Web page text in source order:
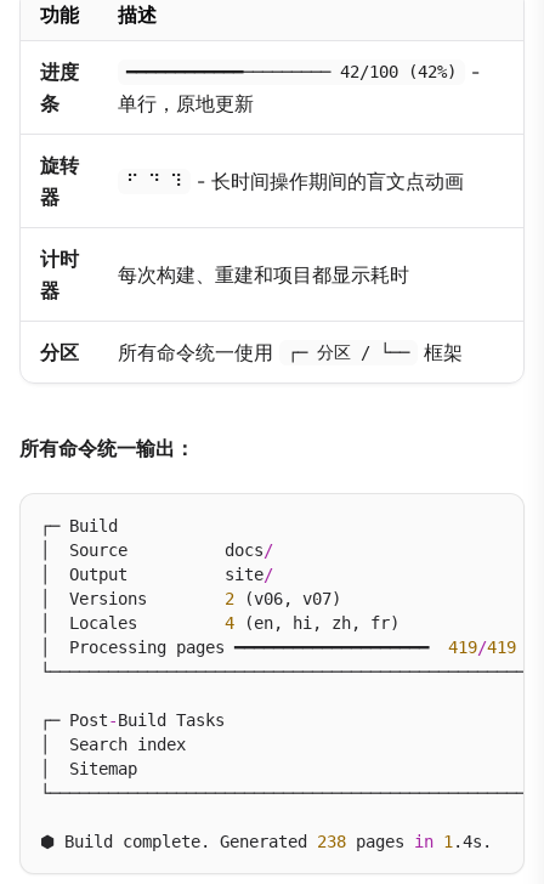
功能 描述
进度
条
━━━━━━━━━━━━───────── 42/100 (42%)
-
单行，原地更新
旋转
器
⠋ ⠙ ⠹ - 长时间操作期间的盲文点动画
计时
器
每次构建、重建和项目都显示耗时
分区 所有命令统一使用 ┌─ 分区 / └── 框架
所有命令统一输出：
┌─ Build
│  Source          docs/
│  Output          site/
│  Versions 2 (v06, v07)
│  Locales 4 (en, hi, zh, fr)
│  Processing pages ━━━━━━━━━━━━━━━━━━━━ 419/419
┌─ Post-Build Tasks
│  Search index                                   [
│  Sitemap                                        [
⬢ Build complete. Generated 238 pages in 1